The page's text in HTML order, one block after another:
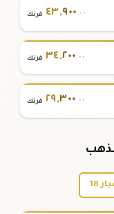
٤٣,٩٠٠ .٠٠ فرنك
٣٤,٢٠٠ .٠٠ فرنك
٢٩,٣٠٠ .٠٠ فرنك
18